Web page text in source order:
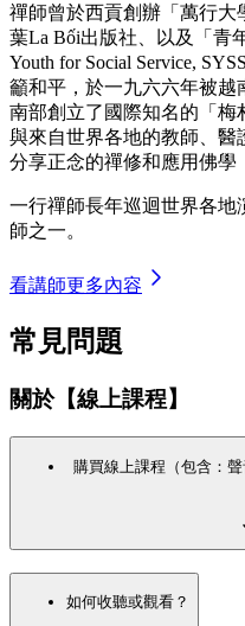
禪師曾於西貢創辦「萬行大
葉La Bối出版社、以及「青
Youth for Social Service,
籲和平，於一九六六年被
南部創立了國際知名的「梅
與來自世界各地的教師、醫
分享正念的禪修和應用佛學
一行禪師長年巡迴世界各
師之一。
看講師更多內容
常見問題
關於【線上課程】
購買線上課程（包含：
如何收聽或觀看？